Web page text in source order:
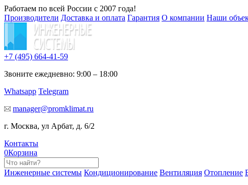
Работаем по всей России с 2007 года!
Производители Доставка и оплата Гарантия О компании Наши
+7 (495) 664-41-59
Звоните ежедневно: 9:00 – 18:00
Whatsapp Telegram
manager@promklimat.ru
г. Москва, ул Арбат, д. 6/2
Контакты
0Корзина
Инженерные системы Кондиционирование Вентиляция Отопление